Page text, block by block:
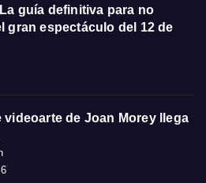
guía definitiva para no
gran espectáculo del 12 de
videoarte de Joan Morey llega